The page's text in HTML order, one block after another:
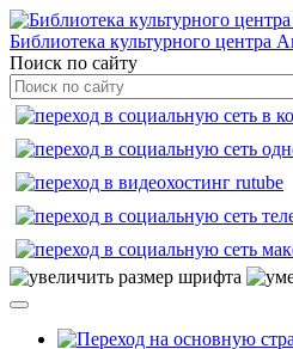
Библиотека культурного центра
Поиск по сайту